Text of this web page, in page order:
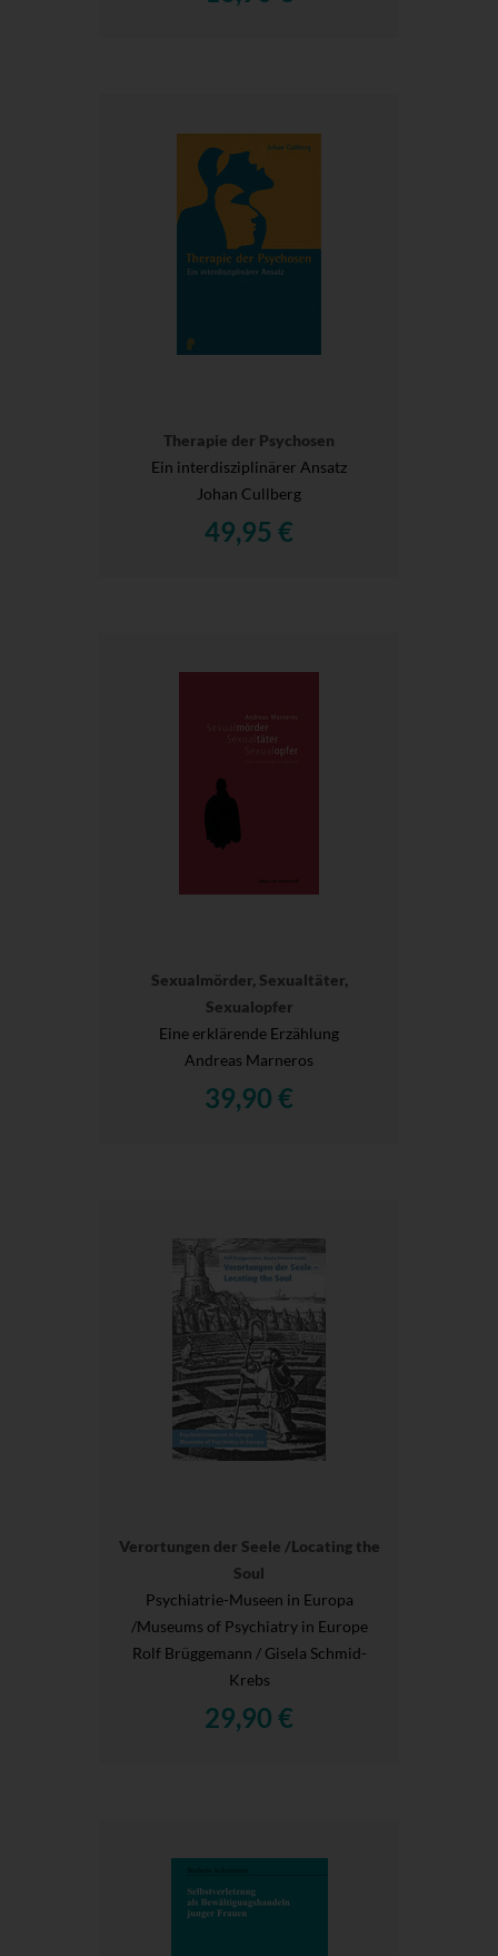
Therapie der Psychosen
Ein interdisziplinärer Ansatz
Johan Cullberg
49,95 €
Sexualmörder, Sexualtäter,
Sexualopfer
Eine erklärende Erzählung
Andreas Marneros
39,90 €
Verortungen der Seele /Locating the
Soul
Psychiatrie-Museen in Europa
/Museums of Psychiatry in Europe
Rolf Brüggemann / Gisela Schmid-
Krebs
29,90 €